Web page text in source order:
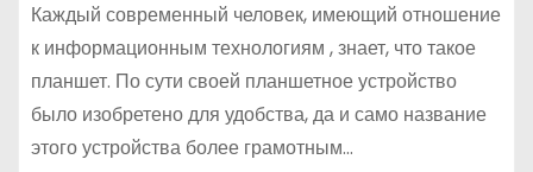
Каждый современный человек, имеющий отношение
к информационным технологиям , знает, что такое
планшет. По сути своей планшетное устройство
было изобретено для удобства, да и само название
этого устройства более грамотным…